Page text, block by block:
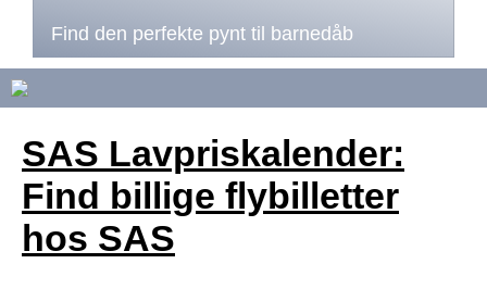
Find den perfekte pynt til barnedåb
SAS Lavpriskalender:
Find billige flybilletter
hos SAS